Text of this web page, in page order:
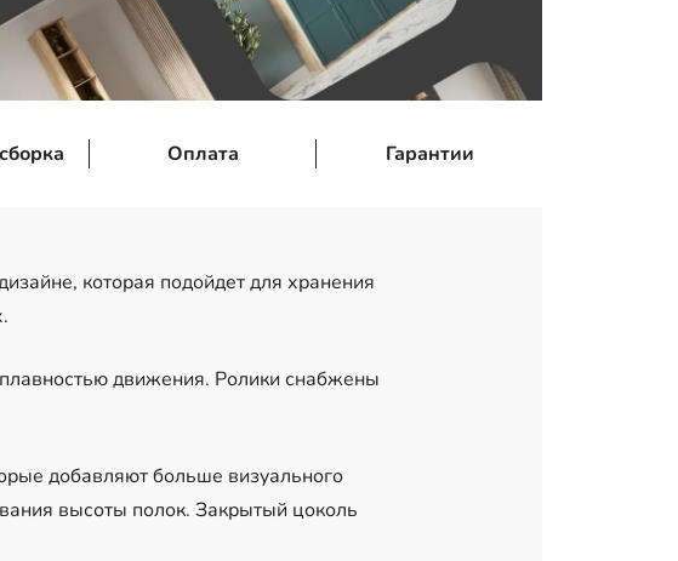
Оплата Гарантии
которая подойдет для хранения
движения. Ролики снабжены
добавляют больше визуального
высоты полок. Закрытый цоколь